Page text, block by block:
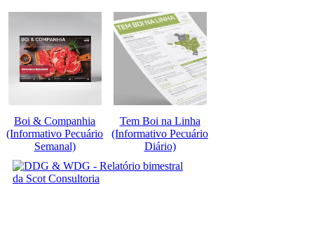
Boi & Companhia
(Informativo Pecuário
Semanal)
Tem Boi na Linha
(Informativo Pecuário
Diário)